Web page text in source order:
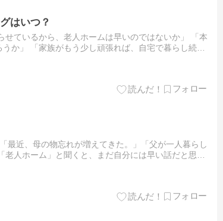
はいつ？
ているから、老人ホームは早いのではないか」 「本
か」 「家族がもう少し頑張れば、自宅で暮らし続け
最近、母の物忘れが増えてきた。」「父が一人暮らし
人ホーム」と聞くと、まだ自分には早い話だと思っ